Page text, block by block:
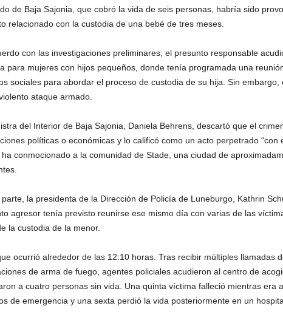
de Baja Sajonia, que cobró la vida de seis personas, habría sido
relacionado con la custodia de una bebé de tres meses.
con las investigaciones preliminares, el presunto responsable
para mujeres con hijos pequeños, donde tenía programada una
sociales para abordar el proceso de custodia de su hija. Sin embargo,
ataque armado.
del Interior de Baja Sajonia, Daniela Behrens, descartó que el
políticas o económicas y lo calificó como un acto perpetrado “con
conmocionado a la comunidad de Stade, una ciudad de
parte, la presidenta de la Dirección de Policía de Luneburgo, Kathrin
agresor tenía previsto reunirse ese mismo día con varias de las
la custodia de la menor.
ocurrió alrededor de las 12:10 horas. Tras recibir múltiples llamadas
de arma de fuego, agentes policiales acudieron al centro de
a cuatro personas sin vida. Una quinta víctima falleció mientras era
de emergencia y una sexta perdió la vida posteriormente en un